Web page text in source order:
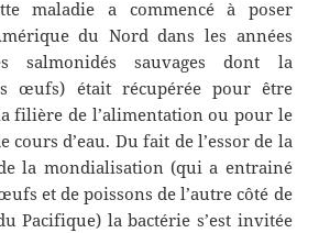
maladie a commencé à poser
du Nord dans les années
salmonidés sauvages dont la
œufs) était récupérée pour être
filière de l’alimentation ou pour le
cours d’eau. Du fait de l’essor de la
la mondialisation (qui a entrainé
et de poissons de l’autre côté de
Pacifique) la bactérie s’est invitée